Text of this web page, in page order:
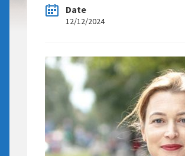
Date
12/12/2024